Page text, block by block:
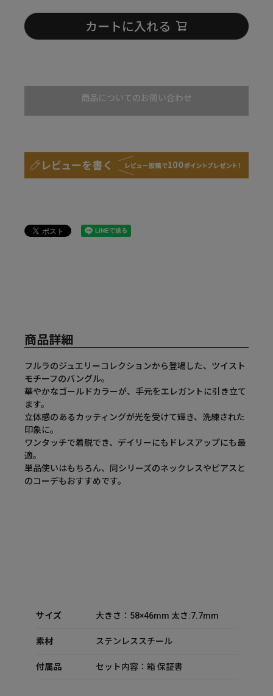
カートに入れる
商品についてのお問い合わせ
商品詳細
フルラのジュエリーコレクションから登場した、ツイスト
モチーフのバングル。
華やかなゴールドカラーが、手元をエレガントに引き立て
ます。
立体感のあるカッティングが光を受けて輝き、洗練された
印象に。
ワンタッチで着脱でき、デイリーにもドレスアップにも最
適。
単品使いはもちろん、同シリーズのネックレスやピアスと
のコーデもおすすめです。
サイズ 大きさ：58×46mm 太さ:7.7mm
素材 ステンレススチール
付属品 セット内容：箱 保証書